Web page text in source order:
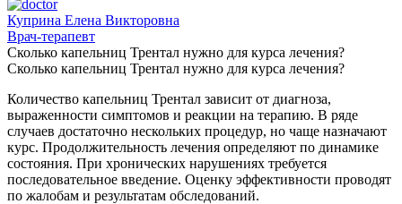
Куприна Елена Викторовна
Врач-терапевт
Сколько капельниц Трентал нужно для курса лечения?
Сколько капельниц Трентал нужно для курса лечения?
Количество капельниц Трентал зависит от диагноза,
выраженности симптомов и реакции на терапию. В ряде
случаев достаточно нескольких процедур, но чаще назначают
курс. Продолжительность лечения определяют по динамике
состояния. При хронических нарушениях требуется
последовательное введение. Оценку эффективности проводят
по жалобам и результатам обследований.